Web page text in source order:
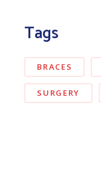
Tags
BRACES
SURGERY